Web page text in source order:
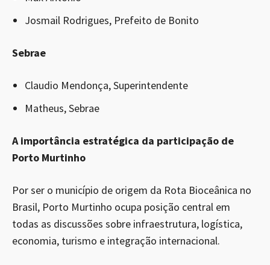
Josmail Rodrigues, Prefeito de Bonito
Sebrae
Claudio Mendonça, Superintendente
Matheus, Sebrae
A importância estratégica da participação de
Porto Murtinho
Por ser o município de origem da Rota Bioceânica no
Brasil, Porto Murtinho ocupa posição central em
todas as discussões sobre infraestrutura, logística,
economia, turismo e integração internacional.